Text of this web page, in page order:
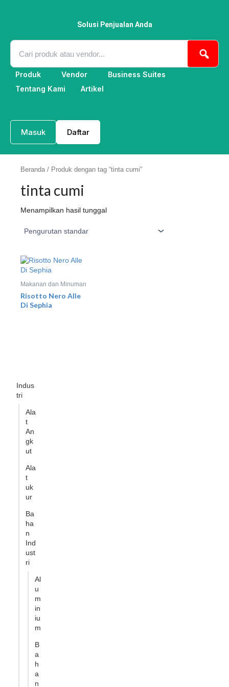
Solusi Penjualan Anda
Produk Vendor
Business Suites
Tentang Kami
Artikel
Masuk Daftar
Indus
tri
Ala
t
An
gk
ut
Ala
t
uk
ur
Ba
ha
n
Ind
ust
ri
Al
u
m
in
iu
m
B
a
h
a
n
Beranda / Produk dengan tag “tinta cumi”
tinta cumi
Menampilkan hasil tunggal
Makanan dan Minuman
Risotto Nero Alle
Di Sephia